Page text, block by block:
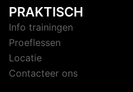
PRAKTISCH
Info trainingen
Proeflessen
Locatie
Contacteer ons